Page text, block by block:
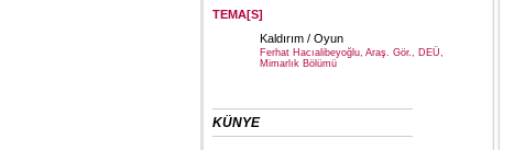
TEMA[S]
Kaldırım / Oyun
Ferhat Hacıalibeyoğlu, Araş. Gör., DEÜ,
Mimarlık Bölümü
KÜNYE